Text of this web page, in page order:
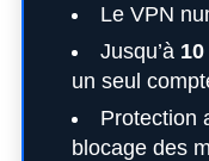
Le VPN
Jusqu’à
un seul
Protection
blocage des